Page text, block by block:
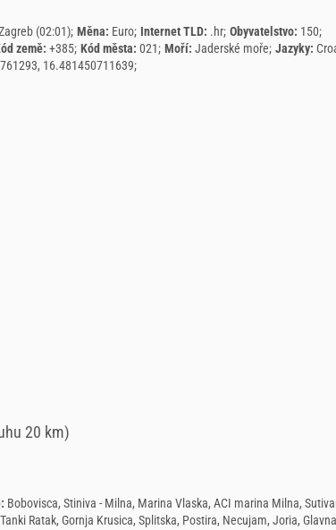
(02:01) Měna: Euro Internet TLD: .hr Obyvatelstvo: 150
země: +385 Kód města: 021 Moří: Jaderské moře Jazyky:
16.481450711639
20 km)
Bobovisca, Stiniva - Milna, Marina Vlaska, ACI marina Milna,
Ratak, Gornja Krusica, Splitska, Postira, Necujam, Joria,